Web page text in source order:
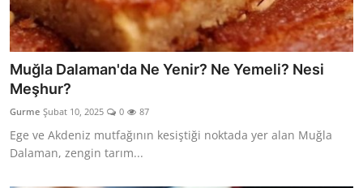
Muğla Dalaman'da Ne Yenir? Ne Yemeli? Nesi
Meşhur?
Gurme Şubat 10, 2025 0 87
Ege ve Akdeniz mutfağının kesiştiği noktada yer alan Muğla
Dalaman, zengin tarım...